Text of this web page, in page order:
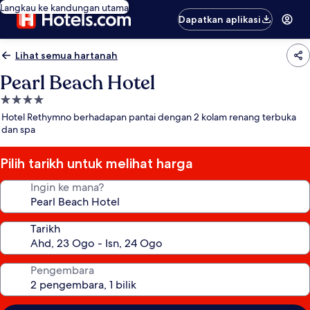
Langkau ke kandungan utama
Dapatkan aplikasi
Lihat semua hartanah
Pearl Beach Hotel
Hartanah
4.0
bintang
Hotel Rethymno berhadapan pantai dengan 2 kolam renang terbuka
dan spa
Pilih tarikh untuk melihat harga
Ingin ke mana?
Tarikh
Pengembara